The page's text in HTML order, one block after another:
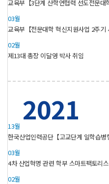
교육부【3단계 산학연협력 선도전문대
03월
교육부【전문대학 혁신지원사업 2주기
02월
제13대 총장 이달영 박사 취임
2021
13월
한국산업인력공단【고교단계 일학습
03월
4차 산업혁명 관련 학부 스마트팩토리
02월